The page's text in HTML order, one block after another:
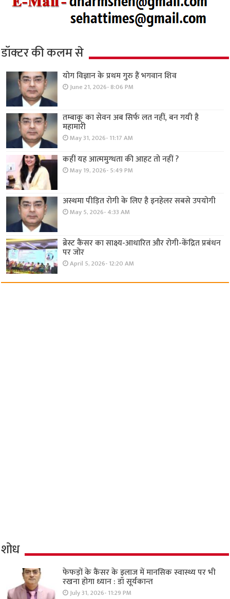
डॉक्टर की कलम से
योग विज्ञान के प्रथम गुरु हैं भगवान शिव
June 21, 2026- 8:06 PM
तम्बाकू का सेवन अब सिर्फ लत नहीं, बन गयी है
महामारी
May 31, 2026- 11:17 AM
कहीं यह आत्ममुग्धता की आहट तो नहीं ?
May 19, 2026- 5:49 PM
अस्थमा पीड़ित रोगी के लिए है इनहेलर सबसे उपयोगी
May 5, 2026- 4:33 AM
ब्रेस्ट कैंसर का साक्ष्य-आधारित और रोगी-केंद्रित प्रबंधन
पर जोर
April 5, 2026- 12:20 AM
शोध
फेफड़ों के कैंसर के इलाज में मानसिक स्वास्थ्य पर भी
रखना होगा ध्यान : डॉ सूर्यकान्त
July 31, 2026- 11:29 PM